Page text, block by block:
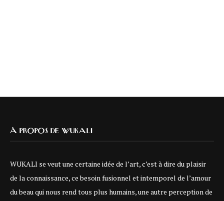
À PROPOS DE WUKALI
WUKALI se veut une certaine idée de l’art, c’est à dire du plaisir
de la connaissance, ce besoin fusionnel et intemporel de l’amour
du beau qui nous rend tous plus humains, une autre perception de